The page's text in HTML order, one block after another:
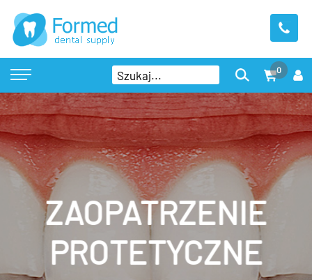
0
ZAOPATRZENIE
PROTETYCZNE